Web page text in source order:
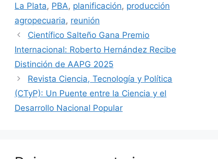
La Plata, PBA, planificación, producción
agropecuaria, reunión
Científico Salteño Gana Premio
Internacional: Roberto Hernández Recibe
Distinción de AAPG 2025
Revista Ciencia, Tecnología y Política
(CTyP): Un Puente entre la Ciencia y el
Desarrollo Nacional Popular